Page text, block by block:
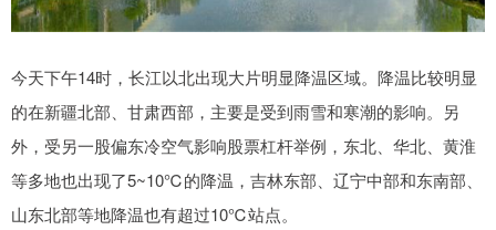
今天下午14时，长江以北出现大片明显降温区域。降温比较明显
的在新疆北部、甘肃西部，主要是受到雨雪和寒潮的影响。另
外，受另一股偏东冷空气影响股票杠杆举例，东北、华北、黄淮
等多地也出现了5~10℃的降温，吉林东部、辽宁中部和东南部、
山东北部等地降温也有超过10℃站点。